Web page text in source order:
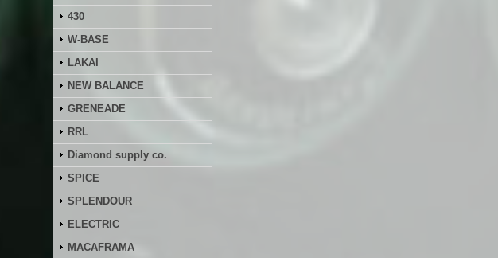
430
W-BASE
LAKAI
NEW BALANCE
GRENEADE
RRL
Diamond supply co.
SPICE
SPLENDOUR
ELECTRIC
MACAFRAMA